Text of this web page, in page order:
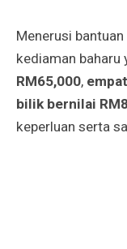
Menerusi
kediaman baharu
RM65,000,
bilik bernilai
keperluan serta